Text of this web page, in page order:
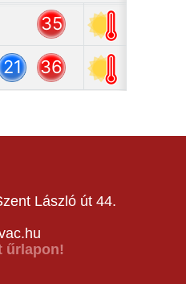
László út 44.
űrlapon!